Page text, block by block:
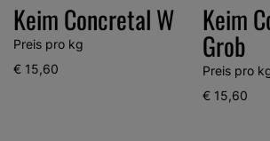
Keim Concretal W
Preis pro kg
€ 15,60
Keim
Grob
Preis pro
€ 15,60